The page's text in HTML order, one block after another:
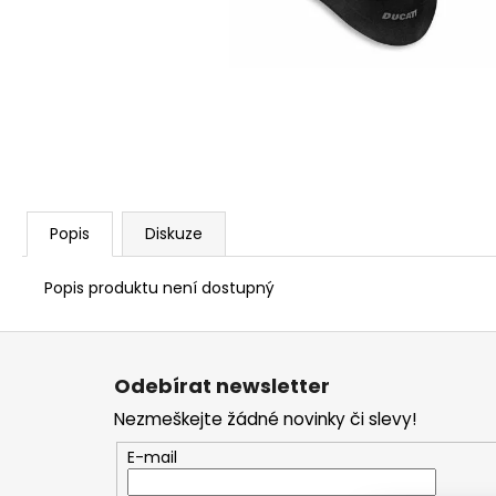
Popis Diskuze
Popis produktu není dostupný
Z
Odebírat newsletter
Nezmeškejte žádné novinky či slevy!
E-mail